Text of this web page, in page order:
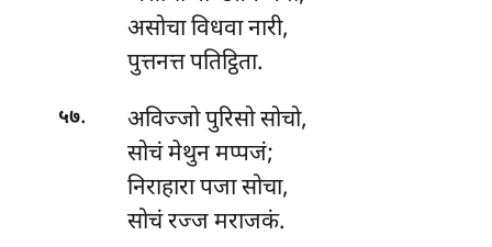
असोचा विधवा नारी,
पुत्तनत्त पतिट्ठिता.
५७.
अविज्जो पुरिसो सोचो,
सोचं मेथुन मप्पजं;
निराहारा पजा सोचा,
सोचं रज्ज मराजकं.